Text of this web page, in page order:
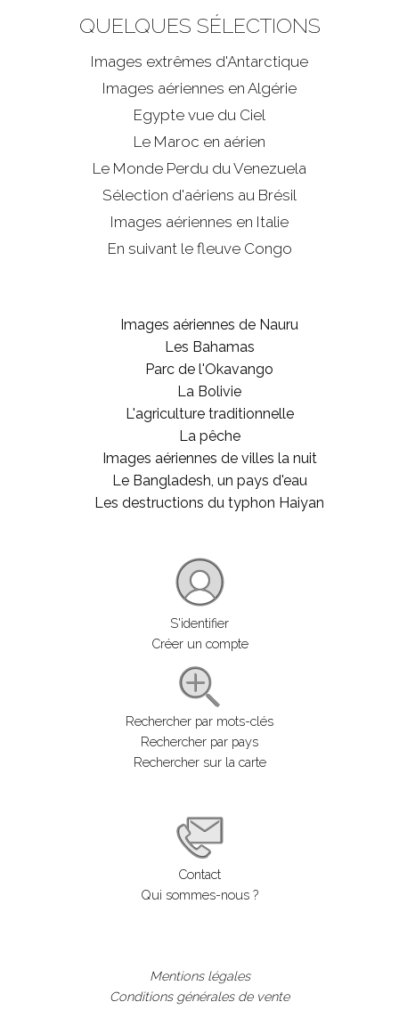
QUELQUES SÉLECTIONS
Images extrêmes d'Antarctique
Images aériennes en Algérie
Egypte vue du Ciel
Le Maroc en aérien
Le Monde Perdu du Venezuela
Sélection d'aériens au Brésil
Images aériennes en Italie
En suivant le fleuve Congo
Images aériennes de Nauru
Les Bahamas
Parc de l'Okavango
La Bolivie
L'agriculture traditionnelle
La pêche
Images aériennes de villes la nuit
Le Bangladesh, un pays d'eau
Les destructions du typhon Haiyan
S'identifier
Créer un compte
Rechercher par mots-clés
Rechercher par pays
Rechercher sur la carte
Contact
Qui sommes-nous ?
Mentions légales
Conditions générales de vente